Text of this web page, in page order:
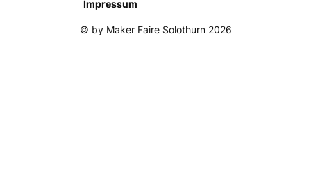
Impressum
© by Maker Faire Solothurn 2026